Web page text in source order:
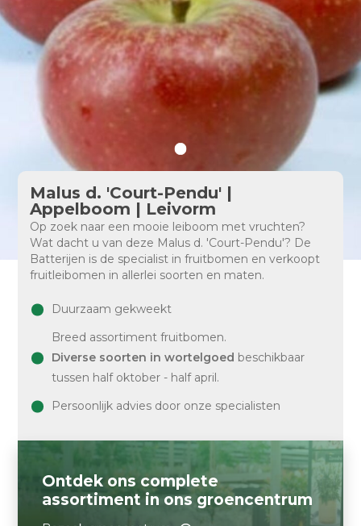
Malus d. 'Court-Pendu' |
Appelboom | Leivorm
Op zoek naar een mooie leiboom met vruchten?
Wat dacht u van deze Malus d. 'Court-Pendu'? De
Batterijen is de specialist in fruitbomen en verkoopt
fruitleibomen in allerlei soorten en maten.
Duurzaam gekweekt
Breed assortiment fruitbomen.
Diverse soorten in wortelgoed beschikbaar
tussen half oktober - half april.
Persoonlijk advies door onze specialisten
Ontdek ons complete
assortiment in ons groencentrum